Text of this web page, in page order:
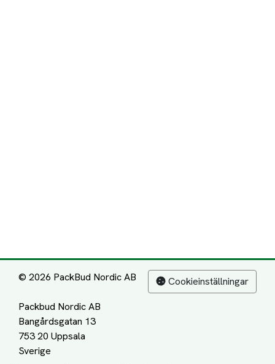
© 2026 PackBud Nordic AB
Packbud Nordic AB
Bangårdsgatan 13
753 20 Uppsala
Cookieinställningar